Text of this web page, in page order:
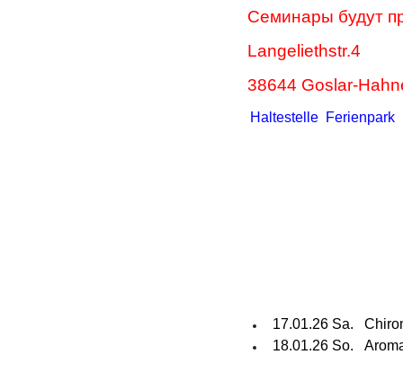
Семинары будут
Langeliethstr.4
38644 Goslar-
Haltestelle
17.01.26 Sa.
18.01.26 So.